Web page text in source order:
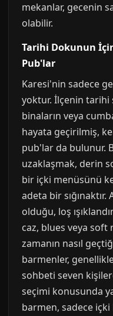
mekanlar, gecenin
olabilir.
Tarihi Dokunun
Pub'lar
Karesi'nin sadece
yoktur. İlçenin tarihi
binaların veya
hayata geçirilmiş,
pub'lar da bulunur.
uzaklaşmak, derin
bir içki menüsünü
adeta bir
olduğu, loş
caz, blues veya soft
zamanın nasıl
barmenler,
sohbeti seven
seçimi konusunda
barmen, sadece içki